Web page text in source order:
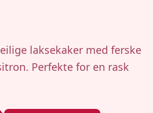
laksekaker med ferske
Perfekte for en rask